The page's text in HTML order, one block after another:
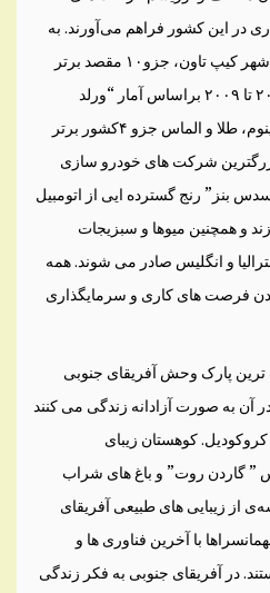
در این کشور فراهم می‌آورند. به
عنوان مثال: در صنعت توریسم، شهر کیپ تاون، جزو۱۰ مقصد برتر
برای توریسم طی سال های ۲۰۰۶ تا ۲۰۰۹ براساس آمار “ورلد
توریسم” بود یا صنایع معدنی پلتینوم، طلا و الماس جزو ۴کشور برتر
بزرگترین شرکت های خودرو سازی
بنز” رنج گسترده ایی از اتومبیل
و همچنین میوها و سبزیجات
و انگلیس صادر می شوند. همه
فرصت های کاری و سرمایگذاری
پارک وحش آفریقای جنوبی
آن‌ به صورت آزادانه زندگی‌ می کنند
کوهستان زیبای
” گاردن روت” و باغ های شراب
از زیبایی های طبیعی آفریقای
با آخرین فناوری ها و
در آفریقای جنوبی به فکر زندگی‌